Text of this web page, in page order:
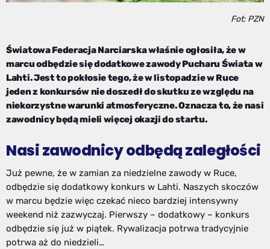
Fot: PZN
Światowa Federacja Narciarska właśnie ogłosiła, że w
marcu odbędzie się dodatkowe zawody Pucharu Świata w
Lahti. Jest to pokłosie tego, że w listopadzie w Ruce
jeden z konkursów nie doszedł do skutku ze względu na
niekorzystne warunki atmosferyczne. Oznacza to, że nasi
zawodnicy będą mieli więcej okazji do startu.
Nasi zawodnicy odbędą zaległości
Już pewne, że w zamian za niedzielne zawody w Ruce,
odbędzie się dodatkowy konkurs w Lahti. Naszych skoczów
w marcu będzie więc czekać nieco bardziej intensywny
weekend niż zazwyczaj. Pierwszy – dodatkowy – konkurs
odbędzie się już w piątek. Rywalizacja potrwa tradycyjnie
potrwa aż do niedzieli…